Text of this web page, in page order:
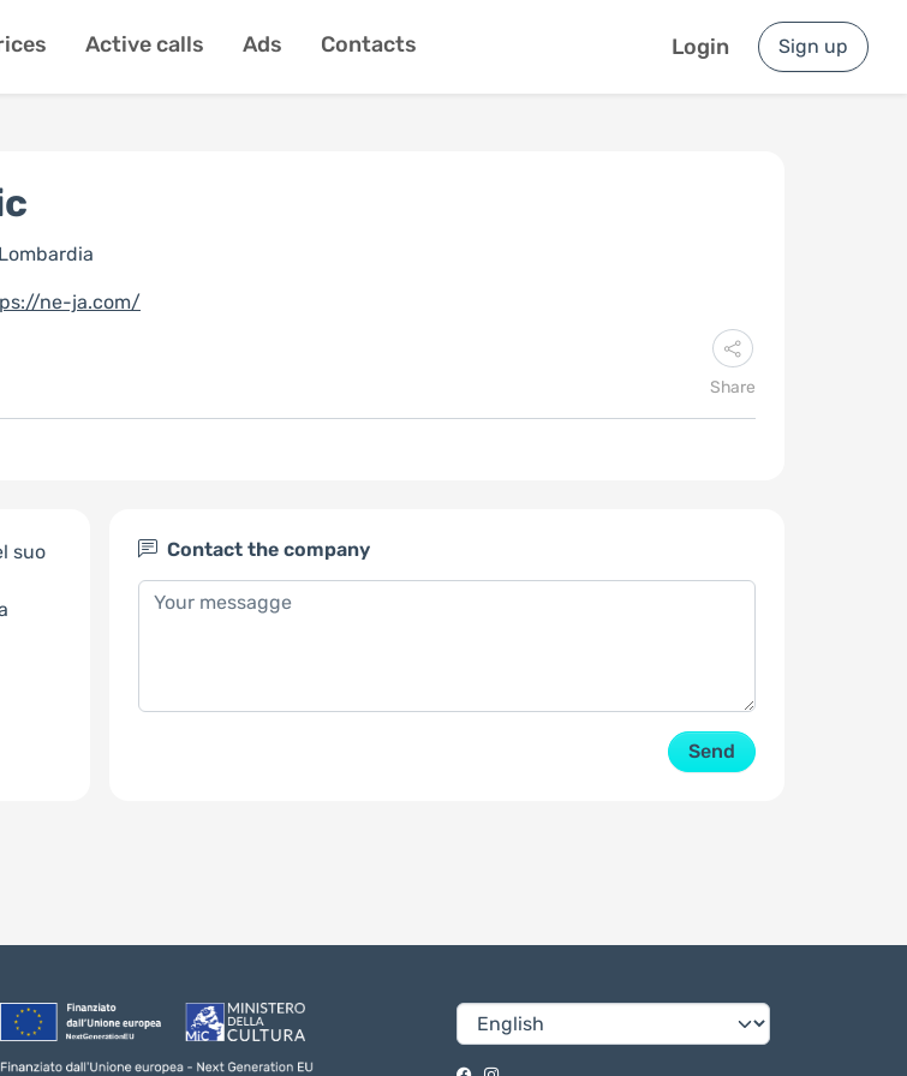
Active calls Ads Contacts Login Sign up
ne-ja.com/
Share
suo
Contact the company
Send